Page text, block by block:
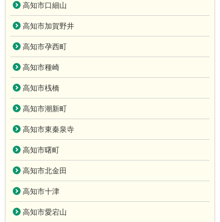
高知市口細山
高知市加賀野井
高知市孕西町
高知市種崎
高知市桟橋
高知市潮新町
高知市東秦泉寺
高知市曙町
高知市北金田
高知市十津
高知市愛宕山